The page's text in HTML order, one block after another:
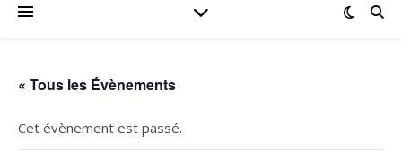
« Tous les Évènements
Cet évènement est passé.